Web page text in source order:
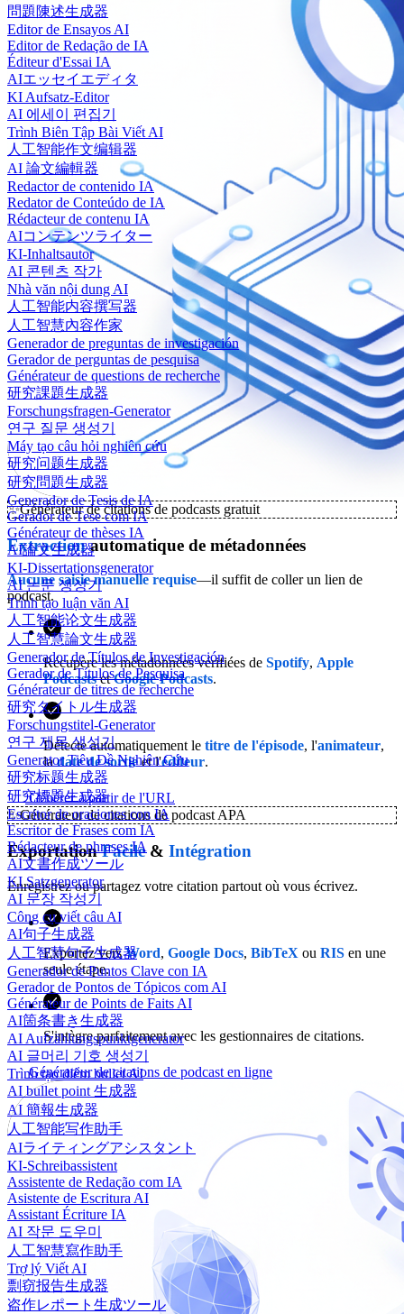
問題陳述生成器
Editor de Ensayos AI
Editor de Redação de IA
Éditeur d'Essai IA
AIエッセイエディタ
KI Aufsatz-Editor
AI 에세이 편집기
Trình Biên Tập Bài Viết AI
人工智能作文编辑器
AI 論文編輯器
Redactor de contenido IA
Redator de Conteúdo de IA
Rédacteur de contenu IA
AIコンテンツライター
KI-Inhaltsautor
AI 콘텐츠 작가
Nhà văn nội dung AI
人工智能内容撰写器
人工智慧內容作家
Generador de preguntas de investigación
Gerador de perguntas de pesquisa
Générateur de questions de recherche
研究課題生成器
Forschungsfragen-Generator
연구 질문 생성기
Máy tạo câu hỏi nghiên cứu
研究问题生成器
研究問題生成器
Generador de Tesis de IA
Gerador de Tese com IA
Générateur de thèses IA
AI論文生成器
KI-Dissertationsgenerator
AI 논문 생성기
Trình tạo luận văn AI
人工智能论文生成器
人工智慧論文生成器
Generador de Títulos de Investigación
Gerador de Títulos de Pesquisa
Générateur de titres de recherche
研究タイトル生成器
Forschungstitel-Generator
연구 제목 생성기
Generator Tiêu Đề Nghiên Cứu
研究标题生成器
研究標題生成器
Escritor de oraciones con IA
Escritor de Frases com IA
Rédacteur de phrases IA
AI文書作成ツール
KI Satzgenerator
AI 문장 작성기
Công cụ viết câu AI
AI句子生成器
人工智慧句子生成器
Generador de Puntos Clave con IA
Gerador de Pontos de Tópicos com AI
Générateur de Points de Faits AI
AI箇条書き生成器
AI Aufzählungspunktgenerator
AI 글머리 기호 생성기
Trình tạo điểm bullet AI
AI bullet point 生成器
AI 簡報生成器
人工智能写作助手
AIライティングアシスタント
KI-Schreibassistent
Assistente de Redação com IA
Asistente de Escritura AI
Assistant Écriture IA
AI 작문 도우미
人工智慧寫作助手
Trợ lý Viết AI
剽窃报告生成器
盗作レポート生成ツール
✨Générateur de citations de podcasts gratuit
Extractionautomatique de métadonnées
Aucune saisie manuelle requise—il suffit de coller un lien de
podcast.
Récupère les métadonnées vérifiées de Spotify, Apple
PodcastsetGoogle Podcasts.
Détecte automatiquement le titre de l'épisode, l'animateur,
ladate de sortieet l'éditeur.
Générer à partir de l'URL
✨Générateur de citations de podcast APA
ExportationFacile& Intégration
Enregistrez ou partagez votre citation partout où vous écrivez.
Exportez versWord, Google Docs, BibTeX ou RIS en une
seule étape.
S'intègre parfaitement avec les gestionnaires de citations.
Générateur de citations de podcast en ligne